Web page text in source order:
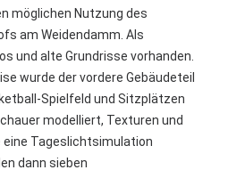
möglichen Nutzung des
am Weidendamm. Als
und alte Grundrisse vorhanden.
wurde der vordere Gebäudeteil
Spielfeld und Sitzplätzen
modelliert, Texturen und
eine Tageslichtsimulation
dann sieben